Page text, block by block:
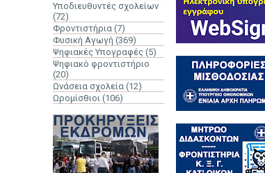
Υποδιευθυντές σχολείων
(72)
Φροντιστήρια (7)
Φυσική Αγωγή (369)
Ψηφιακές Υπογραφές (5)
Ψηφιακό φροντιστήριο
(20)
Ωνάσεια σχολεία (12)
Ωρομίσθιοι (106)